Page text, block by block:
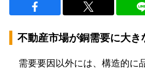
不動産市場が銅需要に大き
需要要因以外には、構造的に